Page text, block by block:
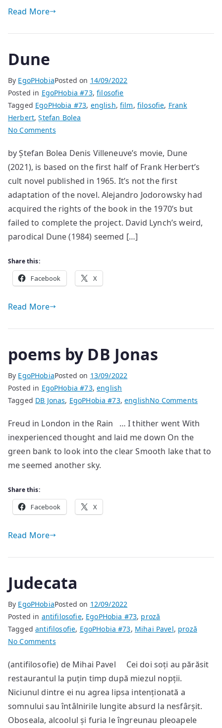
Read More
Dune
By EgoPHobiaPosted on 14/09/2022
Posted in EgoPHobia #73,filosofie
Tagged EgoPHobia #73, english, film, filosofie, Frank
Herbert,Ștefan Bolea
No Commentson
by Ștefan Bolea Denis Villeneuve’s movie, Dune
(2021), is based on the first half of Frank Herbert’s
cult novel published in 1965. It’s not the first
adaptation of the novel. Alejandro Jodorowsky had
acquired the rights of the book in the 1970’s but
failed to complete the project. David Lynch’s weird,
parodical Dune (1984) seemed […]
Share this:
Facebook X
Read More
poems by DB Jonas
By EgoPHobiaPosted on 13/09/2022
Posted in EgoPHobia #73,english
Tagged DB Jonas, EgoPHobia #73,englishNo Comments
by
Jonas
Freud in London in the Rain … I thither went With
inexperienced thought and laid me down On the
green bank to look into the clear Smooth lake that to
me seemed another sky.
Share this:
Facebook X
Read More
Judecata
By EgoPHobiaPosted on 12/09/2022
Posted in antifilosofie, EgoPHobia #73, proză
Taggedantifilosofie, EgoPHobia #73, Mihai Pavel, proză
No Commentson
(antifilosofie) de Mihai Pavel Cei doi soți au părăsit
restaurantul la puțin timp după miezul nopții.
Niciunul dintre ei nu agrea lipsa intenționată a
somnului sau întâlnirile lungite absurd la nesfârșit.
Oboseala, alcoolul și furia le îngreunau pleoapele